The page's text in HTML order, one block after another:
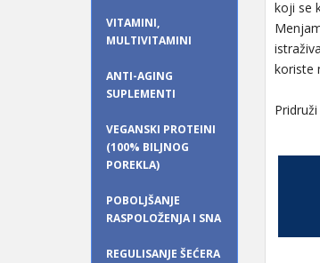
VITAMINI,
MULTIVITAMINI
ANTI-AGING
SUPLEMENTI
VEGANSKI PROTEINI
(100% BILJNOG
POREKLA)
POBOLJŠANJE
RASPOLOŽENJA I SNA
REGULISANJE ŠEĆERA
koji se
koriste